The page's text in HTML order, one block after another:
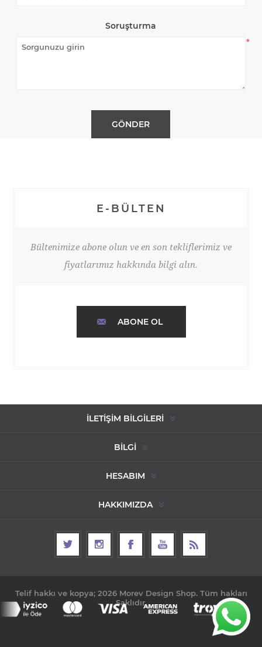
Soruşturma
*
E-BÜLTEN
Bültenimize abone olun ve en son tekliflerimiz ve
fiyatlarımız hakkında bilgi alın.
ABONE OL
İLETIŞIM BILGILERI
BILGI
HESABIM
HAKKIMIZDA
Telif hakkı ve kopya; 2026 Morev Design Shop. Tüm hakları
Saklıdır.